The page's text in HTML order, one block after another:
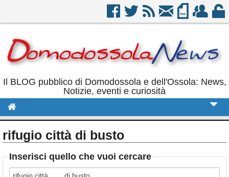
Il BLOG pubblico di Domodossola e dell'Ossola: News,
Notizie, eventi e curiosità
Politica
rifugio città di busto
Inserisci quello che vuoi cercare